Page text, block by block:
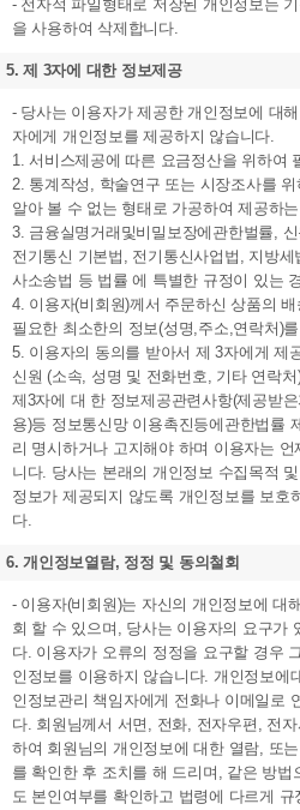
- 전자적 파일형태로 저장된 개인정보는
을 사용하여 삭제합니다.
5. 제 3자에 대한 정보제공
- 당사는 이용자가 제공한 개인정보에 대
자에게 개인정보를 제공하지 않습니다.
1. 서비스제공에 따른 요금정산을 위하여
2. 통계작성, 학술연구 또는 시장조사를
알아 볼 수 없는 형태로 가공하여 제공하
3. 금융실명거래및비밀보장에관한벌률,
전기통신 기본법, 전기통신사업법, 지방
사소송법 등 법률 에 특별한 규정이 있는
4. 이용자(비회원)께서 주문하신 상품의
필요한 최소한의 정보(성명,주소,연락처)
5. 이용자의 동의를 받아서 제 3자에게 제
신원 (소속, 성명 및 전화번호, 기타 연락
제3자에 대 한 정보제공관련사항(제공받
용)등 정보통신망 이용촉진등에관한법률
리 명시하거나 고지해야 하며 이용자는
니다. 당사는 본래의 개인정보 수집목적
정보가 제공되지 않도록 개인정보를 보호
다.
6. 개인정보열람, 정정 및 동의철회
- 이용자(비회원)는 자신의 개인정보에 대
회 할 수 있으며, 당사는 이용자의 요구가
다. 이용자가 오류의 정정을 요구할 경우
인정보를 이용하지 않습니다. 개인정보에
인정보관리 책임자에게 전화나 이메일로
다. 회원님께서 서면, 전화, 전자우편, 전
하여 회원님의 개인정보에 대한 열람, 또
를 확인한 후 조치를 해 드리며, 같은 방법
도 본인여부를 확인하고 법령에 다르게